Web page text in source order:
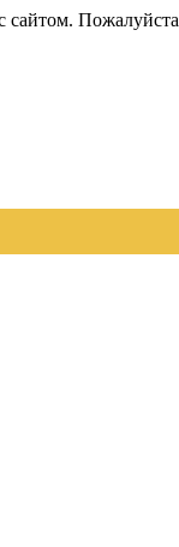
сайтом. Пожалуйста